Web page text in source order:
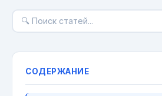
СОДЕРЖАНИЕ